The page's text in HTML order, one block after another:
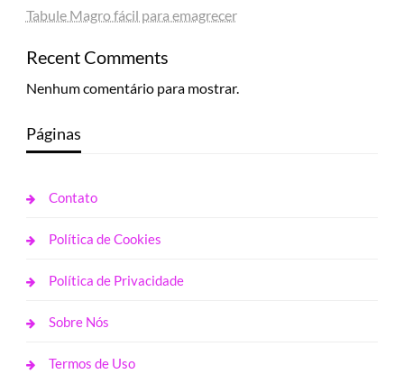
Tabule Magro fácil para emagrecer
Recent Comments
Nenhum comentário para mostrar.
Páginas
Contato
Política de Cookies
Política de Privacidade
Sobre Nós
Termos de Uso